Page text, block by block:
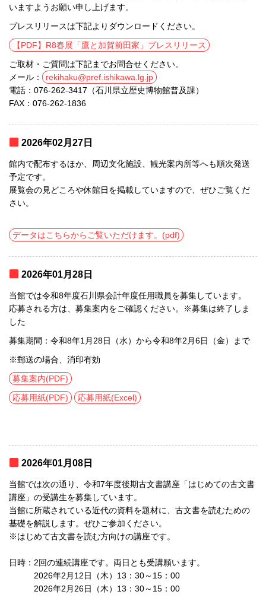
いますようお願い申し上げます。
プレスリリースは下記よりダウンロードください。
【PDF】R8春展「鷹と加賀前田家」プレスリリース
ご取材・ご質問は下記までお問合せください。
メール：
rekihaku@pref.ishikawa.lg.jp
電話：076-262-3417（石川県立歴史博物館普及課）
FAX：076-262-1836
2026年02月27日
館内で配布するほか、周辺文化施設、観光案内所等へも順次発送
予定です。
展覧会の見どころや休館日を掲載していますので、ぜひご覧くだ
さい。
データはこちらからご覧いただけます。(pdf)
2026年01月28日
当館では令和8年度石川県会計年度任用職員を募集しています。
応募される方は、募集案内をご確認ください。※募集は終了しま
した
募集期間：令和8年1月28日（水）から令和8年2月6日（金）まで
※郵送の場合、消印有効
募集案内(PDF)
応募用紙(PDF)
応募用紙(Excel)
2026年01月08日
当館では次の通り、令和7年度後期古文書講座「はじめての古文書
講座」の受講生を募集しています。
当館に所蔵されている近代の資料を題材に、古文書を読むための
基礎を解説します。ぜひご参加ください。
※はじめて古文書を読む方向けの講座です。
日時：2回の連続講座です。両日とも受講願います。
2026年2月12日（木）13：30～15：00
2026年2月26日（木）13：30～15：00